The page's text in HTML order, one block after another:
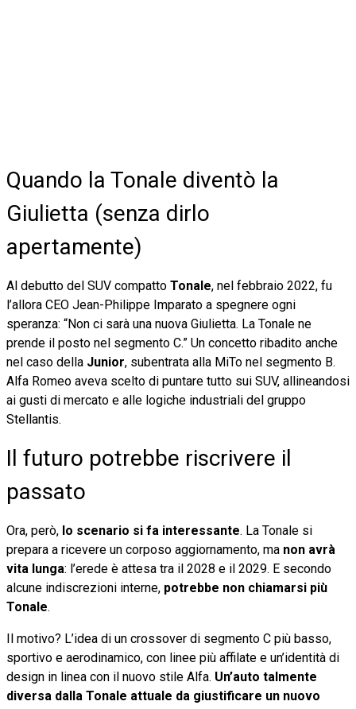
Quando la Tonale diventò la
Giulietta (senza dirlo
apertamente)
Al debutto del SUV compatto Tonale, nel febbraio 2022, fu
l’allora CEO Jean-Philippe Imparato a spegnere ogni
speranza: “Non ci sarà una nuova Giulietta. La Tonale ne
prende il posto nel segmento C.” Un concetto ribadito anche
nel caso della Junior, subentrata alla MiTo nel segmento B.
Alfa Romeo aveva scelto di puntare tutto sui SUV, allineandosi
ai gusti di mercato e alle logiche industriali del gruppo
Stellantis.
Il futuro potrebbe riscrivere il
passato
Ora, però, lo scenario si fa interessante. La Tonale si
prepara a ricevere un corposo aggiornamento, ma non avrà
vita lunga: l’erede è attesa tra il 2028 e il 2029. E secondo
alcune indiscrezioni interne, potrebbe non chiamarsi più
Tonale.
Il motivo? L’idea di un crossover di segmento C più basso,
sportivo e aerodinamico, con linee più affilate e un’identità di
design in linea con il nuovo stile Alfa. Un’auto talmente
diversa dalla Tonale attuale da giustificare un nuovo